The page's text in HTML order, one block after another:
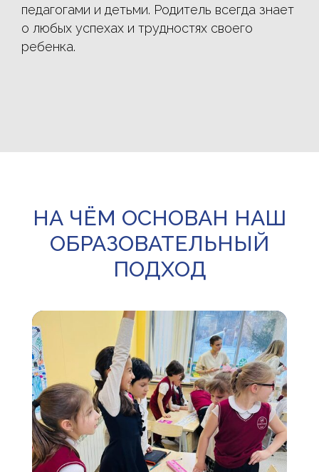
педагогами и детьми. Родитель всегда знает
о любых успехах и трудностях своего
ребенка.
НА ЧЁМ ОСНОВАН НАШ
ОБРАЗОВАТЕЛЬНЫЙ
ПОДХОД